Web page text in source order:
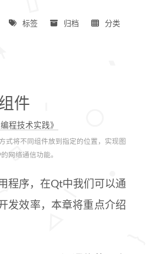
标签 归档 分类
件
程技术实践》
式将不同组件放到指定的位置，实现图
网络通信功能。
程序，在Qt中我们可以通
发效率，本章将重点介绍